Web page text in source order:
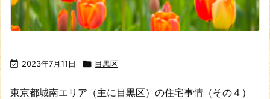
 2023年7月11日  目黒区
東京都城南エリア（主に目黒区）の住宅事情（その４）